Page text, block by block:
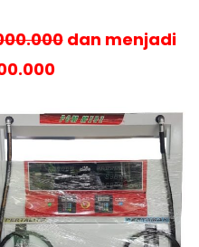
dan menjadi